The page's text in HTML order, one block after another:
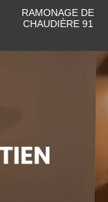
RAMONAGE DE
CHAUDIÈRE 91